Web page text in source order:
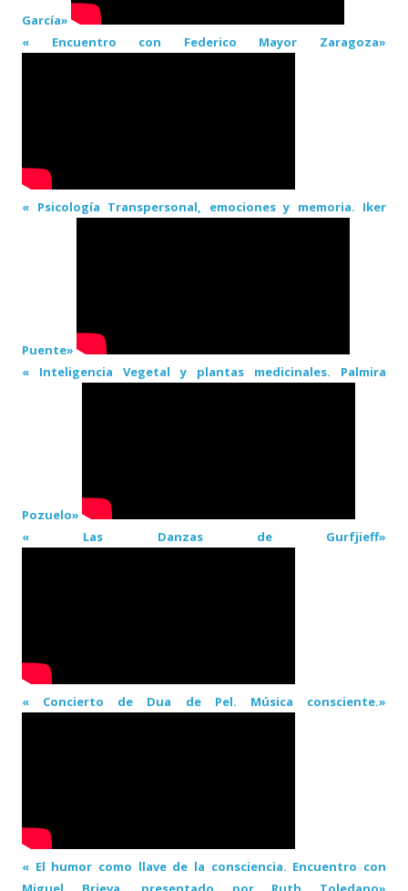
García»
« Encuentro con Federico Mayor Zaragoza»
« Psicología Transpersonal, emociones y memoria. Iker
Puente»
« Inteligencia Vegetal y plantas medicinales. Palmira
Pozuelo»
« Las Danzas de Gurfjieff»
« Concierto de Dua de Pel. Música consciente.»
« El humor como llave de la consciencia. Encuentro con